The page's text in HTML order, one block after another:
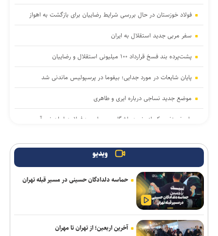
فولاد خوزستان در حال بررسی شرایط رضاییان برای بازگشت به اهواز
سفر مربی جدید استقلال به ایران
پشت‌پرده بند فسخ قرارداد ۱۰۰ میلیونی استقلال و رضاییان
پایان شایعات در مورد جدایی؛ بیفوما در پرسپولیس ماندنی شد
موضع جدید نساجی درباره ایری و طاهری
پاسخ منفی یک لزیونر به باشگاه پرسپولیس؛ فعلا به ایران نمی‌آیم
واگذاری امتیاز شناورسازی قشم به سازمان منطقه آزاد/ بازگشت اصولی
به مدیریت فوتبال
پیاتزا به تهران رسید/ ۱۴ بازیکن دیگر اضافه شدند
خرید جدید خیبر سر از ذوب‌آهن درآورد
حاج‌علی‌اکبری: تحرکات سازمان‌یافته‌ای برای ترویج برهنگی انجام
ویدیو
حماسه دلدادگان حسینی در مسیر قبله تهران
آخرین اربعین؛ از تهران تا مهران